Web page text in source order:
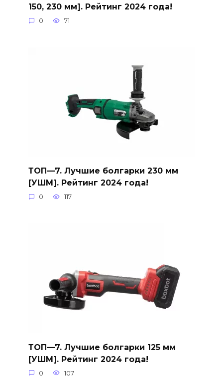
150, 230 мм]. Рейтинг 2024 года!
0 71
ТОП—7. Лучшие болгарки 230 мм
[УШМ]. Рейтинг 2024 года!
0 117
ТОП—7. Лучшие болгарки 125 мм
[УШМ]. Рейтинг 2024 года!
0 107